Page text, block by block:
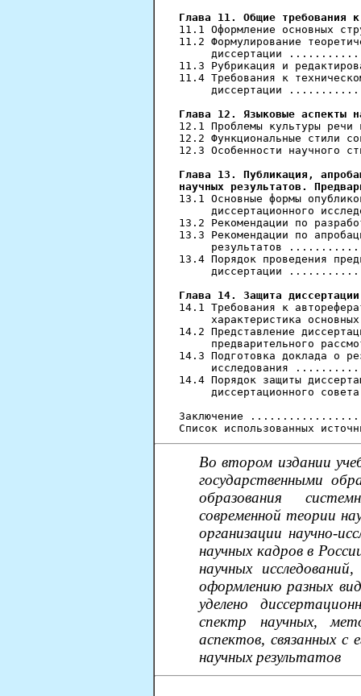
Глава 11. Общие требования
11.1 Оформление основных
11.2 Формулирование
диссертации
11.3 Рубрикация и
11.4 Требования к
диссертации
Глава 12. Языковые аспекты
12.1 Проблемы культуры
12.2 Функциональные стили
12.3 Особенности
Глава 13. Публикация,
научных результатов.
13.1 Основные формы
диссертационного
13.2 Рекомендации по
13.3 Рекомендации по
результатов
13.4 Порядок проведения
диссертации
Глава 14. Защита
14.1 Требования к
характеристика
14.2 Представление
предварительного
14.3 Подготовка доклада о
исследования
14.4 Порядок защиты
диссертационного
Заключение
Во втором издании
государственными
образования
современной теории
организации научно-
научных кадров в
научных
оформлению разных
уделено
спектр научных,
аспектов, связанных с
научных результатов